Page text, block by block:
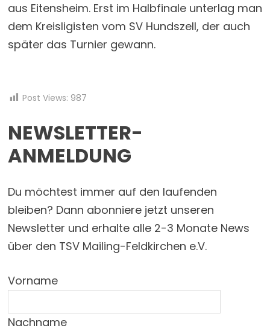
aus Eitensheim. Erst im Halbfinale unterlag man
dem Kreisligisten vom SV Hundszell, der auch
später das Turnier gewann.
Post Views: 987
NEWSLETTER-
ANMELDUNG
Du möchtest immer auf den laufenden
bleiben? Dann abonniere jetzt unseren
Newsletter und erhalte alle 2-3 Monate News
über den TSV Mailing-Feldkirchen e.V.
Vorname
Nachname